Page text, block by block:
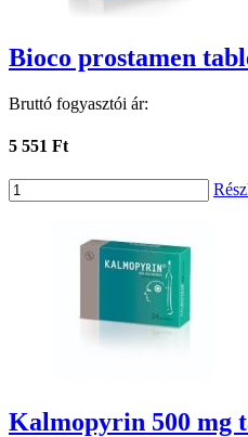
Bioco prostamen
Bruttó fogyasztói ár:
5 551 Ft
Kalmopyrin 500 mg